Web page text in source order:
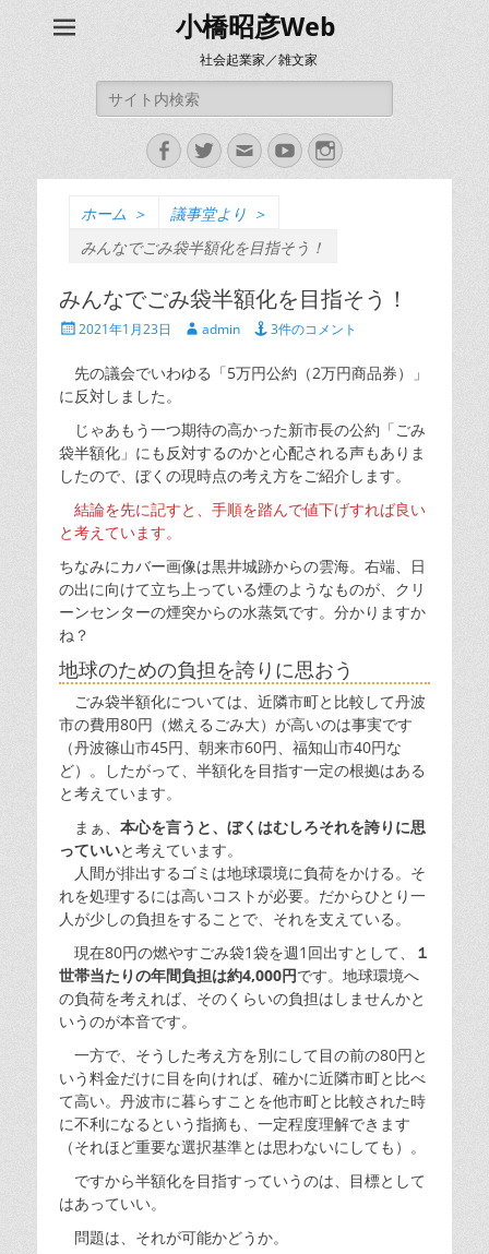
小橋昭彦Web
社会起業家／雑文家
索:
Facebook
Twitter
メ
ー
YouTubeInstagram
ホーム ＞ 議事堂より ＞
みんなでごみ袋半額化を目指そう！
みんなでごみ袋半額化を目指そう！
投 2021年1月23日
投
者
admin 3件のコメント
先の議会でいわゆる「5万円公約（2万円商品券）」
に反対しました。
じゃあもう一つ期待の高かった新市長の公約「ごみ
袋半額化」にも反対するのかと心配される声もありま
したので、ぼくの現時点の考え方をご紹介します。
結論を先に記すと、手順を踏んで値下げすれば良い
と考えています。
ちなみにカバー画像は黒井城跡からの雲海。右端、日
の出に向けて立ち上っている煙のようなものが、クリ
ーンセンターの煙突からの水蒸気です。分かりますか
ね？
地球のための負担を誇りに思おう
ごみ袋半額化については、近隣市町と比較して丹波
市の費用80円（燃えるごみ大）が高いのは事実です
（丹波篠山市45円、朝来市60円、福知山市40円な
ど）。したがって、半額化を目指す一定の根拠はある
と考えています。
まぁ、 本心を言うと、ぼくはむしろそれを誇りに思
っていいと考えています。
人間が排出するゴミは地球環境に負荷をかける。そ
れを処理するには高いコストが必要。だからひとり一
人が少しの負担をすることで、それを支えている。
現在80円の燃やすごみ袋1袋を週1回出すとして、
１
世帯当たりの年間負担は約4,000円です。地球環境へ
の負荷を考えれば、そのくらいの負担はしませんかと
いうのが本音です。
一方で、そうした考え方を別にして目の前の80円と
いう料金だけに目を向ければ、確かに近隣市町と比べ
て高い。丹波市に暮らすことを他市町と比較された時
に不利になるという指摘も、一定程度理解できます
（それほど重要な選択基準とは思わないにしても）。
ですから半額化を目指すっていうのは、目標として
はあっていい。
問題は、それが可能かどうか。